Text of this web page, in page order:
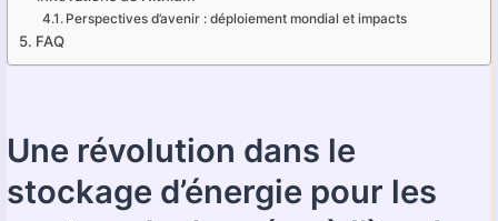
Perspectives d’avenir : déploiement mondial et impacts
FAQ
Une révolution dans le
stockage d’énergie pour les